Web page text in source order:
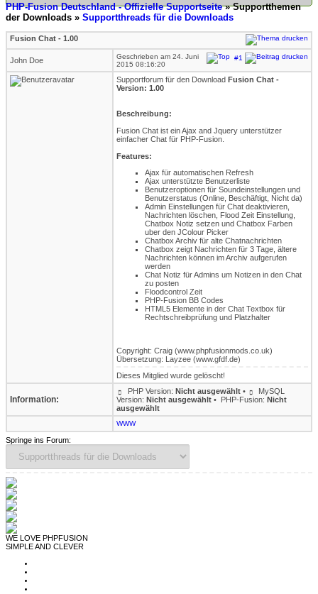
PHP-Fusion Deutschland - Offizielle Supportseite» Supportthemen
der Downloads » Supportthreads für die Downloads
Fusion Chat - 1.00
John Doe #1
Geschrieben am 24. Juni
2015 08:16:20
Supportforum für den Download Fusion Chat -
Version: 1.00
Beschreibung:
Fusion Chat ist ein Ajax and Jquery unterstützer
einfacher Chat für PHP-Fusion.
Features:
Ajax für automatischen Refresh
Ajax unterstützte Benutzerliste
Benutzeroptionen für Soundeinstellungen und
Benutzerstatus (Online, Beschäftigt, Nicht da)
Admin Einstellungen für Chat deaktivieren,
Nachrichten löschen, Flood Zeit Einstellung,
Chatbox Notiz setzen und Chatbox Farben
uber den JColour Picker
Chatbox Archiv für alte Chatnachrichten
Chatbox zeigt Nachrichten für 3 Tage, ältere
Nachrichten können im Archiv aufgerufen
werden
Chat Notiz für Admins um Notizen in den Chat
zu posten
Floodcontrol Zeit
PHP-Fusion BB Codes
HTML5 Elemente in der Chat Textbox für
Rechtschreibprüfung und Platzhalter
Copyright: Craig (www.phpfusionmods.co.uk)
Übersetzung: Layzee (www.gfdf.de)
Dieses Mitglied wurde gelöscht!
Information:
PHP Version: Nicht ausgewählt•
MySQL
Version: Nicht ausgewählt • PHP-Fusion: Nicht
ausgewählt
WWW
Springe ins Forum:
WE LOVE PHPFUSION
SIMPLE AND CLEVER